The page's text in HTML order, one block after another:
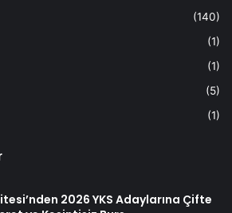
(140)
(1)
(1)
(5)
(1)
2026 YKS Adaylarına Çifte